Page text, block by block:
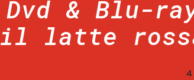
Dvd & Blu-
il latte
4